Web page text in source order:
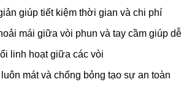
giúp tiết kiệm thời gian và chi phí
mái giữa vòi phun và tay cầm giúp
linh hoạt giữa các vòi
mát và chống bỏng tạo sự an toàn